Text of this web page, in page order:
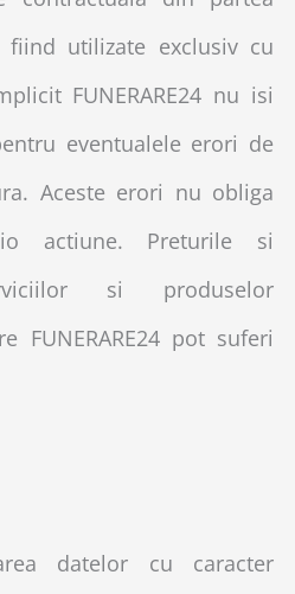
fiind utilizate exclusiv cu
FUNERARE24 nu isi
eventualele erori de
Aceste erori nu obliga
actiune. Preturile si
si produselor
FUNERARE24 pot suferi
datelor cu caracter